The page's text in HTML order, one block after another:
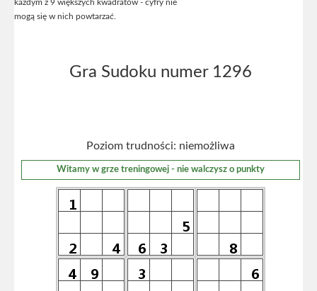
każdym z 9 większych kwadratów - cyfry nie
mogą się w nich powtarzać.
Gra Sudoku numer 1296
Poziom trudności: niemożliwa
Witamy w grze treningowej - nie walczysz o punkty